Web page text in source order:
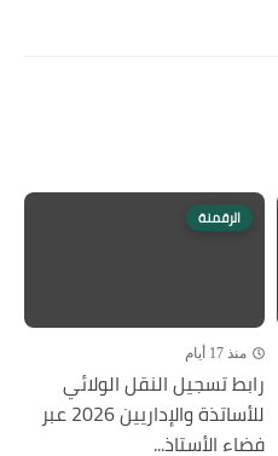
الرقمنة
منذ 17 أيام
رابط تسجيل النقل الولائي
للأساتذة والإداريين 2026 عبر
فضاء الأستاذ...